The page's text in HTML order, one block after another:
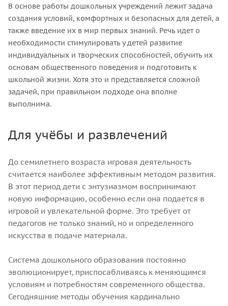
В основе работы дошкольных учреждений лежит задача
создания условий, комфортных и безопасных для детей, а
также введение их в мир первых знаний. Речь идет о
необходимости стимулировать у детей развитие
индивидуальных и творческих способностей, обучить их
основам общественного поведения и подготовить к
школьной жизни. Хотя это и представляется сложной
задачей, при правильном подходе она вполне
выполнима.
Для учёбы и развлечений
До семилетнего возраста игровая деятельность
считается наиболее эффективным методом развития.
В этот период дети с энтузиазмом воспринимают
новую информацию, особенно если она подается в
игровой и увлекательной форме. Это требует от
педагогов не только знаний, но и определенного
искусства в подаче материала.
Система дошкольного образования постоянно
эволюционирует, приспосабливаясь к меняющимся
условиям и потребностям современного общества.
Сегодняшние методы обучения кардинально